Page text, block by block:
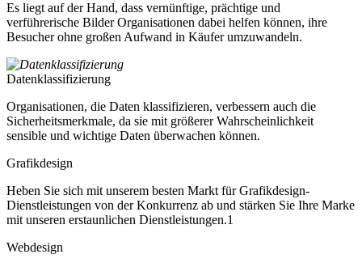
Es liegt auf der Hand, dass vernünftige, prächtige und
verführerische Bilder Organisationen dabei helfen können, ihre
Besucher ohne großen Aufwand in Käufer umzuwandeln.
Datenklassifizierung
Organisationen, die Daten klassifizieren, verbessern auch die
Sicherheitsmerkmale, da sie mit größerer Wahrscheinlichkeit
sensible und wichtige Daten überwachen können.
Grafikdesign
Heben Sie sich mit unserem besten Markt für Grafikdesign-
Dienstleistungen von der Konkurrenz ab und stärken Sie Ihre Marke
mit unseren erstaunlichen Dienstleistungen.1
Webdesign